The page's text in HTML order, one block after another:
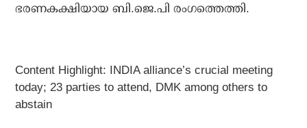
ഭരണകക്ഷിയായ ബി.ജെ.പി രംഗത്തെത്തി.
Content Highlight: INDIA alliance’s crucial meeting
today; 23 parties to attend, DMK among others to
abstain